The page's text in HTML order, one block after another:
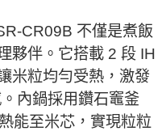
CR09B 不僅是煮飯
夥伴。它搭載 2 段 IH
米粒均勻受熱，激發
內鍋採用鑽石竈釜
能至米芯，實現粒粒